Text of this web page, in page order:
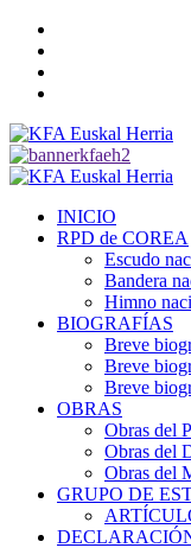
Saltar
contenido
Menú
INICIO
RPD de COREA
Escudo
Bandera
Himno
BIOGRAFÍAS
Breve
Breve
Breve
OBRAS
Obras del
Obras del
Obras del
GRUPO DE